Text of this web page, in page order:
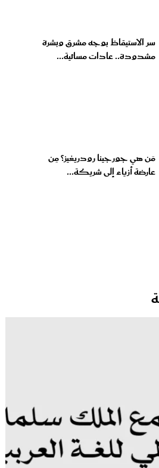
سر الاستيقاظ بوجه مشرق وبشرة
مشدودة.. عادات مسائية...
مَن هي جورجينا رودريغيز؟ مِن
عارضة أزياء إلى شريكة...